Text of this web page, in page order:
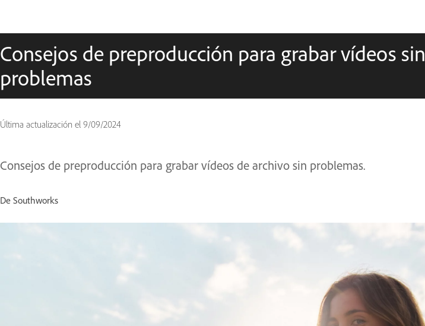
Consejos de preproducción para grabar vídeos sin
problemas
Última actualización el 9/09/2024
Consejos de preproducción para grabar vídeos de archivo sin problemas.
De Southworks